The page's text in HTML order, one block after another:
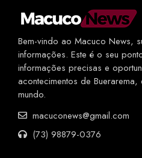
Bem-vindo ao Macuco News,
informações. Este é o seu
informações precisas e
acontecimentos de
mundo.
macuconews@gmail.com
(73) 98879-0376